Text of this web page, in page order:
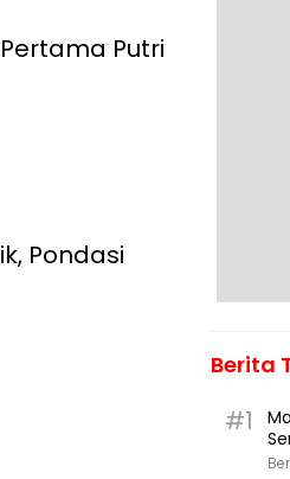
Putri
Pondasi
Berita
#1